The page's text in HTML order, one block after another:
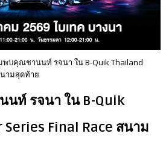
พบคุณชานนท์ รจนา ใน B-Quik Thailand
นามสุดท้าย
ท์ รจนา ใน B-Quik
Final Race สนาม